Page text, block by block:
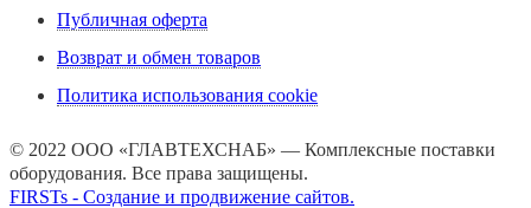
Публичная оферта
Возврат и обмен товаров
Политика использования cookie
© 2022 ООО «ГЛАВТЕХСНАБ» — Комплексные поставки
оборудования. Все права защищены.
FIRSTs - Создание и продвижение сайтов.